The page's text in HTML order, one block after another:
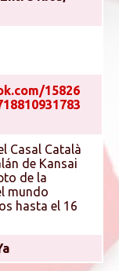
15826
Casal Català
de Kansai
de la
mundo
hasta el 16